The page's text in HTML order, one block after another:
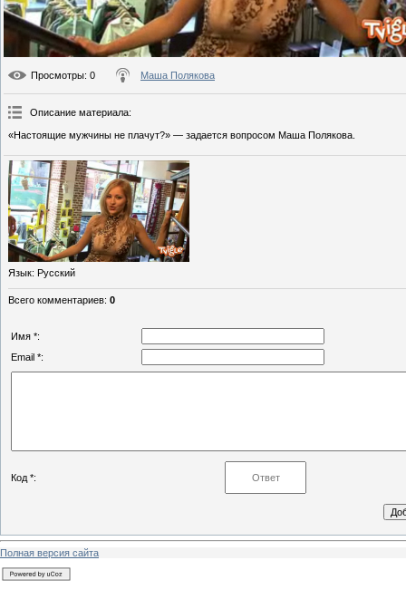
Просмотры: 0 Маша Полякова
Описание материала:
«Настоящие мужчины не плачут?» — задается вопросом Маша Полякова.
Язык: Русский
Всего комментариев: 0
Имя *:
Email *:
Код *:
Полная версия сайта